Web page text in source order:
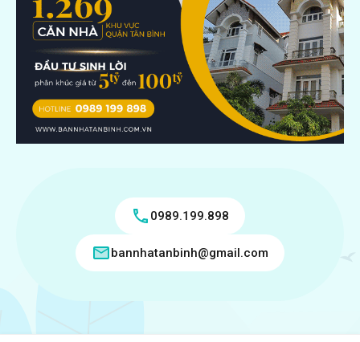
0989.199.898
bannhatanbinh@gmail.com